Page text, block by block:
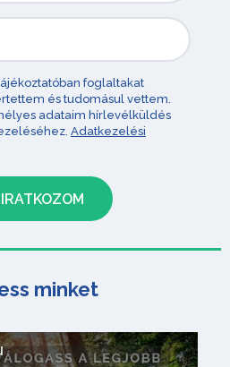
foglaltakat
és tudomásul vettem.
adataim hírlevélküldés
Adatkezelési
minket